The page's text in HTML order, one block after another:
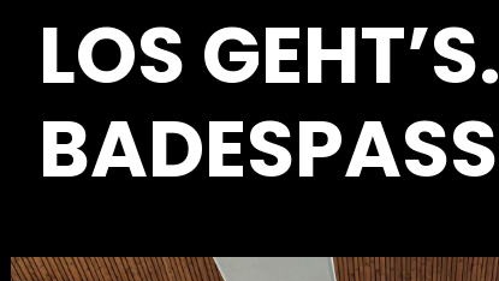
LOS GEHT’S.
BADESPASS